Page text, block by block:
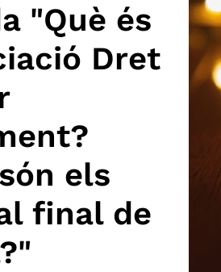
"Què és
Dret
els
final de